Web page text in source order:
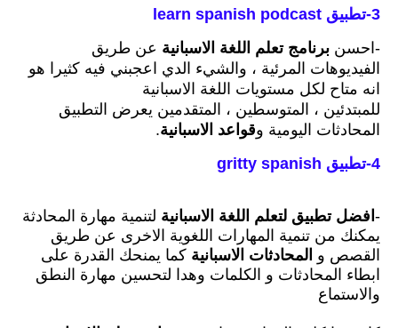
3-تطبيق learn spanish podcast
-احسن برنامج تعلم اللغة الاسبانية عن طريق
الفيديوهات المرئية ، والشيء الدي اعجبني فيه كثيرا هو
انه متاح لكل مستويات اللغة الاسبانية
للمبتدئين ، المتوسطين ،
المتقدمين يعرض التطبيق
المحادثات اليومية وقواعد الاسبانية.
4-تطبيق gritty spanish
- افضل تطبيق لتعلم اللغة الاسبانية لتنمية مهارة المحادثة
يمكنك من تنمية المهارات اللغوية الاخرى عن طريق
القصص و المحادثات الاسبانية كما يمنحك القدرة على
ابطاء المحادثات و الكلمات وهدا لتحسين مهارة النطق
والاستماع